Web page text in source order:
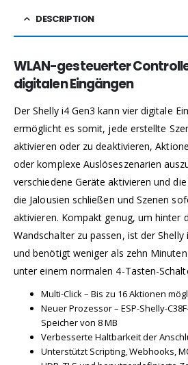
DESCRIPTION
WLAN-gesteuerter
digitalen Eingängen
Der Shelly i4 Gen3 kann vier digitale
ermöglicht es somit, jede erstellte
aktivieren oder zu deaktivieren,
oder komplexe Auslöseszenarien
verschiedene Geräte aktivieren und
die Jalousien schließen und Szenen
aktivieren. Kompakt genug, um hinter
Wandschalter zu passen, ist der
und benötigt weniger als zehn
unter einem normalen 4-Tasten-
Multi-Click – Bis zu 16 Aktionen
Neuer Prozessor – ESP-Shelly-
Speicher von 8 MB
Verbesserte Haltbarkeit der
Unterstützt Scripting, Webhooks,